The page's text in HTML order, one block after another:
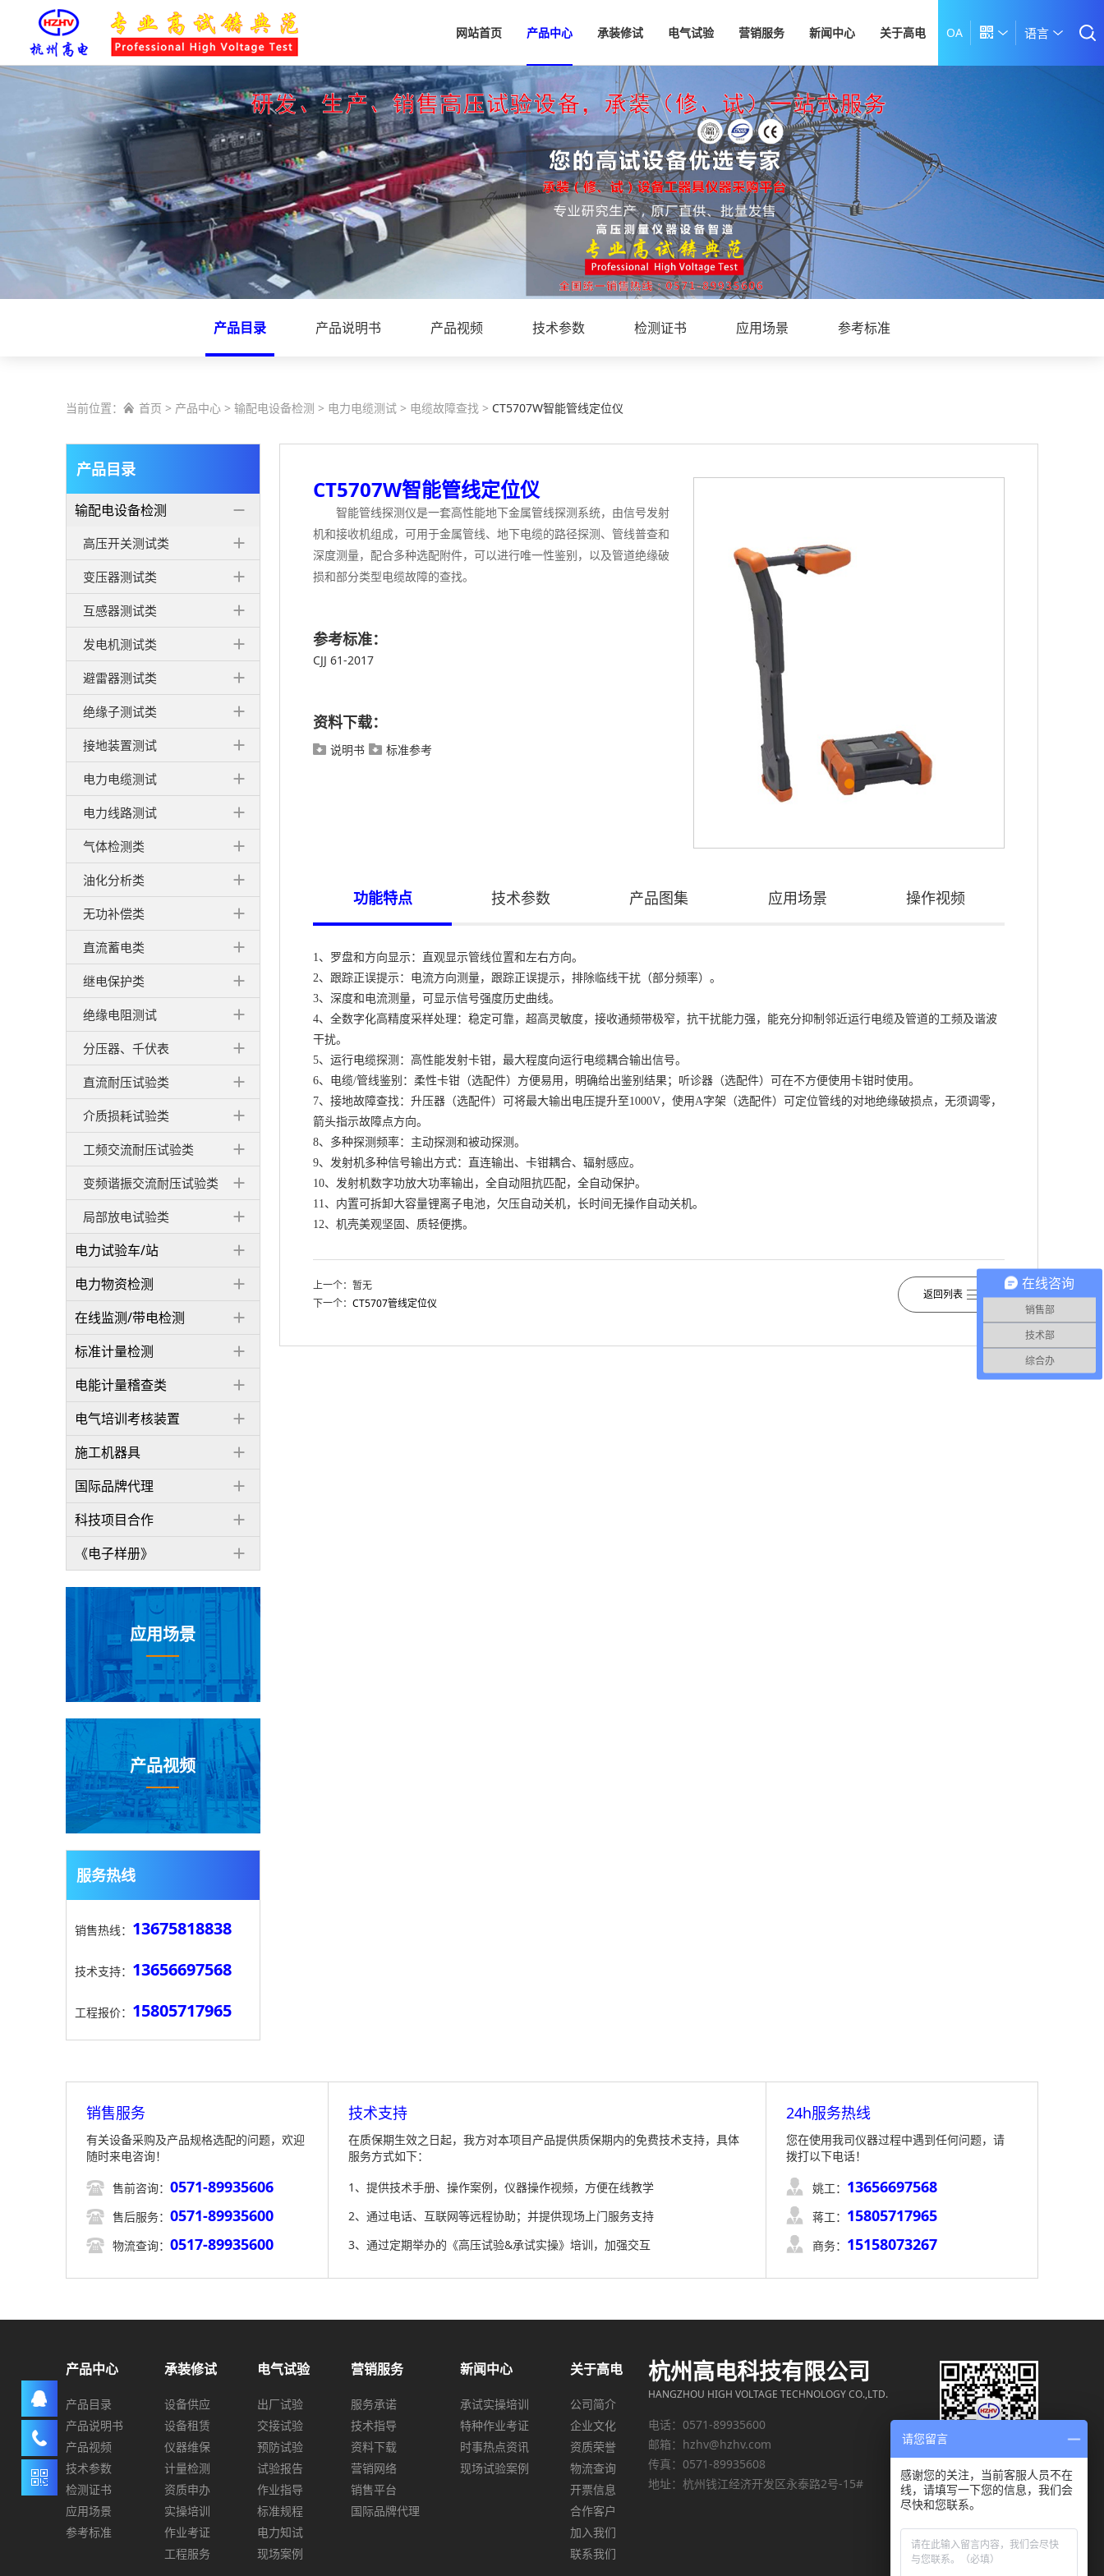
网站首页 产品中心 承装修试 电气试验 营销服务 新闻中心 关于高电 OA  语言
产品目录 产品说明书 产品视频 技术参数 检测证书 应用场景 参考标准
当前位置：  首页 > 产品中心 > 输配电设备检测 > 电力电缆测试 > 电缆故障查找 > CT5707W智能管线定位仪
产品目录
输配电设备检测
高压开关测试类
变压器测试类
互感器测试类
发电机测试类
避雷器测试类
绝缘子测试类
接地装置测试
电力电缆测试
电力线路测试
气体检测类
油化分析类
无功补偿类
直流蓄电类
继电保护类
绝缘电阻测试
分压器、千伏表
直流耐压试验类
介质损耗试验类
工频交流耐压试验类
变频谐振交流耐压试验类
局部放电试验类
电力试验车/站
电力物资检测
在线监测/带电检测
标准计量检测
电能计量稽查类
电气培训考核装置
施工机器具
国际品牌代理
科技项目合作
《电子样册》
应用场景
产品视频
服务热线
销售热线： 13675818838
技术支持： 13656697568
工程报价： 15805717965
CT5707W智能管线定位仪
智能管线探测仪是一套高性能地下金属管线探测系统，由信号发射
机和接收机组成，可用于金属管线、地下电缆的路径探测、管线普查和
深度测量，配合多种选配附件，可以进行唯一性鉴别，以及管道绝缘破
损和部分类型电缆故障的查找。
参考标准：
CJJ 61-2017
资料下载：
 说明书  标准参考
功能特点 技术参数 产品图集 应用场景 操作视频
1、罗盘和方向显示：直观显示管线位置和左右方向。
2、跟踪正误提示：电流方向测量，跟踪正误提示，排除临线干扰（部分频率）。
3、深度和电流测量，可显示信号强度历史曲线。
4、全数字化高精度采样处理：稳定可靠，超高灵敏度，接收通频带极窄，抗干扰能力强，能充分抑制邻近运行电缆及管道的工频及谐波
干扰。
5、运行电缆探测：高性能发射卡钳，最大程度向运行电缆耦合输出信号。
6、电缆/管线鉴别：柔性卡钳（选配件）方便易用，明确给出鉴别结果；听诊器（选配件）可在不方便使用卡钳时使用。
7、接地故障查找：升压器（选配件）可将最大输出电压提升至1000V，使用A字架（选配件）可定位管线的对地绝缘破损点，无须调零，
箭头指示故障点方向。
8、多种探测频率：主动探测和被动探测。
9、发射机多种信号输出方式：直连输出、卡钳耦合、辐射感应。
10、发射机数字功放大功率输出，全自动阻抗匹配，全自动保护。
11、内置可拆卸大容量锂离子电池，欠压自动关机，长时间无操作自动关机。
12、机壳美观坚固、质轻便携。
上一个：暂无
下一个：CT5707管线定位仪
返回列表
销售服务
有关设备采购及产品规格选配的问题，欢迎
随时来电咨询！
 售前咨询： 0571-89935606
 售后服务： 0571-89935600
 物流查询： 0517-89935600
技术支持
在质保期生效之日起，我方对本项目产品提供质保期内的免费技术支持，具体
服务方式如下：
1、提供技术手册、操作案例，仪器操作视频，方便在线教学
2、通过电话、互联网等远程协助；并提供现场上门服务支持
3、通过定期举办的《高压试验&承试实操》培训，加强交互
24h服务热线
您在使用我司仪器过程中遇到任何问题，请
拨打以下电话！
 姚工： 13656697568
 蒋工： 15805717965
 商务： 15158073267
产品中心
产品目录
产品说明书
产品视频
技术参数
检测证书
应用场景
参考标准
承装修试
设备供应
设备租赁
仪器维保
计量检测
资质申办
实操培训
作业考证
工程服务
电气试验
出厂试验
交接试验
预防试验
试验报告
作业指导
标准规程
电力知试
现场案例
营销服务
服务承诺
技术指导
资料下载
营销网络
销售平台
国际品牌代理
新闻中心
承试实操培训
特种作业考证
时事热点资讯
现场试验案例
关于高电
公司简介
企业文化
资质荣誉
物流查询
开票信息
合作客户
加入我们
联系我们
杭州高电科技有限公司
HANGZHOU HIGH VOLTAGE TECHNOLOGY CO.,LTD.
电话：0571-89935600
邮箱： hzhv@hzhv.com
传真：0571-89935608
地址：杭州钱江经济开发区永泰路2号-15#
在线咨询
销售部
技术部
综合办
请您留言
感谢您的关注，当前客服人员不在
线，请填写一下您的信息，我们会
尽快和您联系。